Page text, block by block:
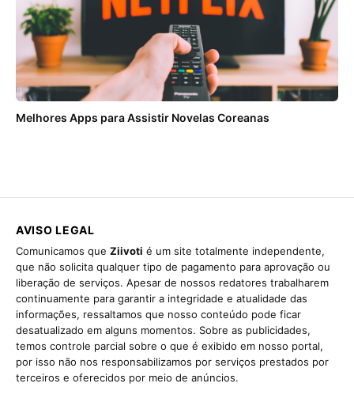
Melhores Apps para Assistir Novelas Coreanas
AVISO LEGAL
Comunicamos que Ziivoti é um site totalmente independente,
que não solicita qualquer tipo de pagamento para aprovação ou
liberação de serviços. Apesar de nossos redatores trabalharem
continuamente para garantir a integridade e atualidade das
informações, ressaltamos que nosso conteúdo pode ficar
desatualizado em alguns momentos. Sobre as publicidades,
temos controle parcial sobre o que é exibido em nosso portal,
por isso não nos responsabilizamos por serviços prestados por
terceiros e oferecidos por meio de anúncios.